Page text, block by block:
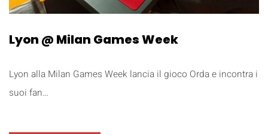
Lyon @ Milan Games Week
Lyon alla Milan Games Week lancia il gioco Orda e incontra i
suoi fan…